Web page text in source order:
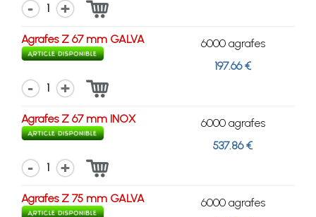
1
Agrafes Z 67 mm GALVA
6000 agrafes
197.66 €
1
Agrafes Z 67 mm INOX
6000 agrafes
537.86 €
1
Agrafes Z 75 mm GALVA
6000 agrafes